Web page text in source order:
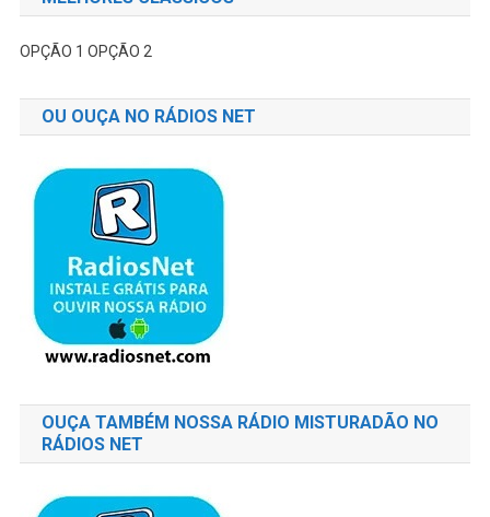
OPÇÃO 1 OPÇÃO 2
OU OUÇA NO RÁDIOS NET
OUÇA TAMBÉM NOSSA RÁDIO MISTURADÃO NO
RÁDIOS NET